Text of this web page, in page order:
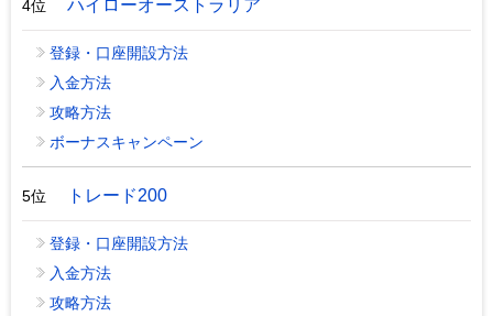
4位 ハイローオーストラリア
登録・口座開設方法
入金方法
攻略方法
ボーナスキャンペーン
5位 トレード200
登録・口座開設方法
入金方法
攻略方法